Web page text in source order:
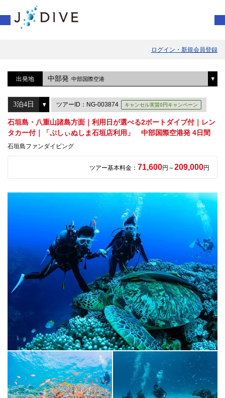
ログイン・新規会員登録
出発地 中部発 中部国際空港
ツアーID：NG-003874 キャンセル実質0円キャンペーン
石垣島・八重山諸島方面｜利用日が選べる2ボートダイブ付｜レン
タカー付｜「ぷしぃぬしま石垣店利用」 中部国際空港発 4日間
石垣島ファンダイビング
ツアー基本料金： 71,600円～209,000円